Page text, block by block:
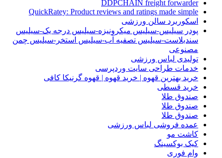
DDPCHAIN freight forwarder
QuickRatey: Product reviews and ratings made simple
اسکوربرد سالن ورزشی
پودر سیلیس-سیلیس میکرونیزه-سیلیس درجه یک-سیلیس
سندبلاست-سیلیس تصفیه آب-سیلیس استخر-سیلیس چمن
مصنوعی
تولیدی لباس ورزشی
خدمات طراحی سایت وردپرسی
خرید بهترین قهوه | خرید قهوه | قهوه گرنیکا کافی
خرید قسطی
صندوق طلا
صندوق طلا
صندوق طلا
عمده فروشی لباس ورزشی
کاشت مو
کیک بوکسینگ
وام فوری